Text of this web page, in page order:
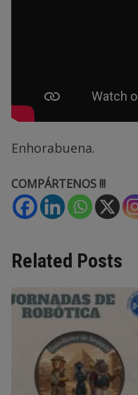
Enhorabuena.
COMPÁRTENOS !!!
Related Posts